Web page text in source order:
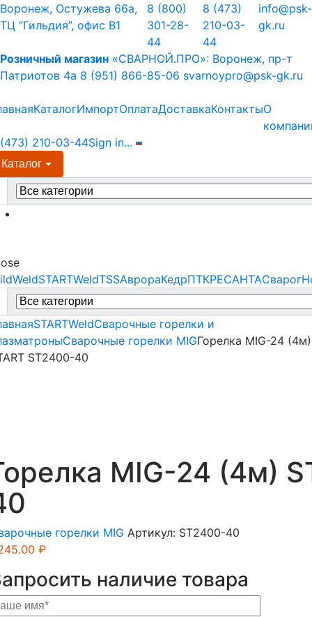
Skip
to
Skip
to
Воронеж, Остужева 66а,
ТЦ “Гильдия”, офис В1
8 (800)
301-28-
44
8 (473)
210-03-
44
info@psk-
gk.ru
Розничный магазин «СВАРНОЙ.ПРО»: Воронеж, пр-т
Патриотов 4а 8 (951) 866-85-06 svarnoypro@psk-gk.ru
КаталогИмпортОплатаДоставкаКонтактыО
210-03-44Sign in...
Каталог
STARTWeldTSSАврораКедрПТКРЕСАНТАСварог
STARTWeldСварочные горелки и
Сварочные горелки MIGГорелка MIG-24 (4м)
ST2400-40
MIG-24 (4м)
горелки MIG Артикул: ST2400-40
₽
наличие товара